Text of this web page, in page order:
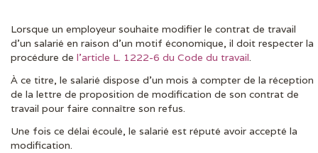
Lorsque un employeur souhaite modifier le contrat de travail
d’un salarié en raison d’un motif économique, il doit respecter la
procédure de l’article L. 1222-6 du Code du travail.
À ce titre, le salarié dispose d’un mois à compter de la réception
de la lettre de proposition de modification de son contrat de
travail pour faire connaître son refus.
Une fois ce délai écoulé, le salarié est réputé avoir accepté la
modification.
DERNIÈRES ACTUS